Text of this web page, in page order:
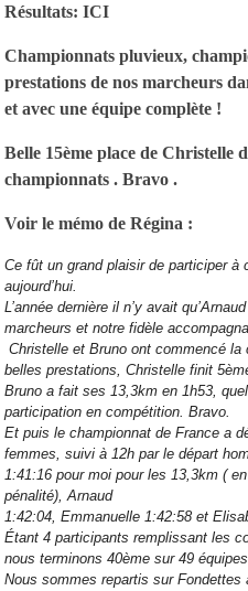
Résultats: ICI
Championnats pluvieux,
prestations de nos marcheurs
et avec une équipe complète !
Belle 15ème place de Christelle
championnats . Bravo .
Voir le mémo de Régina :
Ce fût un grand plaisir de participer à
aujourd’hui.
L’année dernière il n’y avait
marcheurs et notre fidèle
Christelle et Bruno ont commencé
belles prestations, Christelle finit
Bruno a fait ses 13,3km en 1h53,
participation en compétition. Bravo.
Et puis le championnat de France a
femmes, suivi à 12h par le départ
1:41:16 pour moi pour les 13,3km (
pénalité), Arnaud
1:42:04, Emmanuelle 1:42:58 et
Étant 4 participants remplissant les
nous terminons 40ème sur 49
Nous sommes repartis sur Fondettes